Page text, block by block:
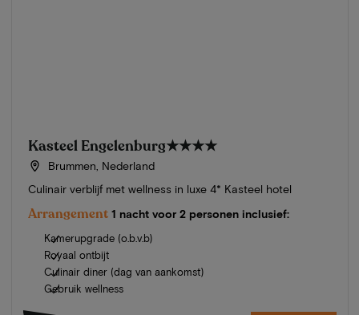
Kasteel Engelenburg★★★★
Brummen, Nederland
Culinair verblijf met wellness in luxe 4* Kasteel hotel
Arrangement 1 nacht voor 2 personen inclusief:
Kamerupgrade (o.b.v.b)
Royaal ontbijt
Culinair diner (dag van aankomst)
Gebruik wellness